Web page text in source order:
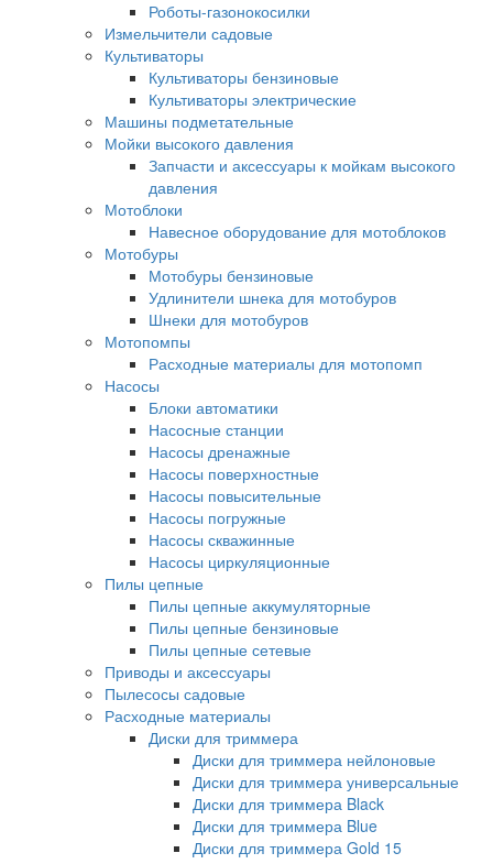
Роботы-газонокосилки
Измельчители садовые
Культиваторы
Культиваторы бензиновые
Культиваторы электрические
Машины подметательные
Мойки высокого давления
Запчасти и аксессуары к мойкам высокого
давления
Мотоблоки
Навесное оборудование для мотоблоков
Мотобуры
Мотобуры бензиновые
Удлинители шнека для мотобуров
Шнеки для мотобуров
Мотопомпы
Расходные материалы для мотопомп
Насосы
Блоки автоматики
Насосные станции
Насосы дренажные
Насосы поверхностные
Насосы повысительные
Насосы погружные
Насосы скважинные
Насосы циркуляционные
Пилы цепные
Пилы цепные аккумуляторные
Пилы цепные бензиновые
Пилы цепные сетевые
Приводы и аксессуары
Пылесосы садовые
Расходные материалы
Диски для триммера
Диски для триммера нейлоновые
Диски для триммера универсальные
Диски для триммера Black
Диски для триммера Blue
Диски для триммера Gold 15